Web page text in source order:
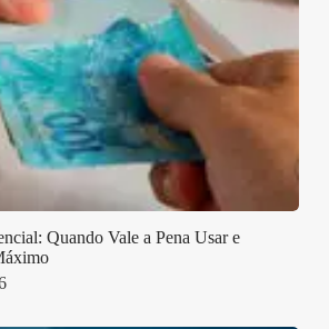
Quando Vale a Pena Usar e